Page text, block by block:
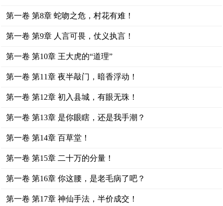
第一卷 第8章 蛇吻之危，村花有难！
第一卷 第9章 人言可畏，仗义执言！
第一卷 第10章 王大虎的“道理”
第一卷 第11章 夜半敲门，暗香浮动！
第一卷 第12章 初入县城，有眼无珠！
第一卷 第13章 是你眼瞎，还是我手潮？
第一卷 第14章 百草堂！
第一卷 第15章 二十万的分量！
第一卷 第16章 你这腰，是老毛病了吧？
第一卷 第17章 神仙手法，半价成交！